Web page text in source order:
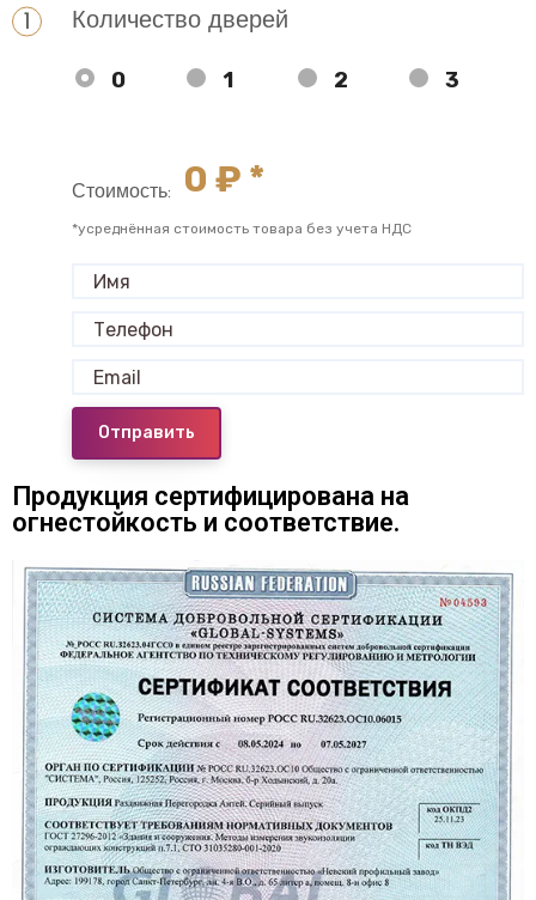
Количество дверей
0 1 2 3
Стоимость: 0 ₽ *
*усреднённая стоимость товара без учета НДС
Отправить
Продукция сертифицирована на
огнестойкость и соответствие.